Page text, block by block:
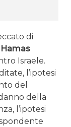
di
Hamas
Israele.
l’ipotesi
del
della
l’ipotesi